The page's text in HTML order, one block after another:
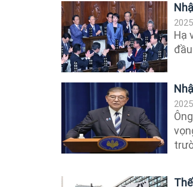
Hạ